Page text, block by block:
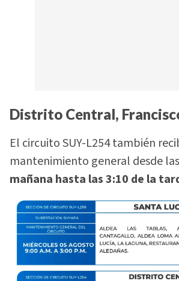
Distrito Central,
El circuito SUY-L254 también
mantenimiento general desde las
mañana hasta las 3:10 de la